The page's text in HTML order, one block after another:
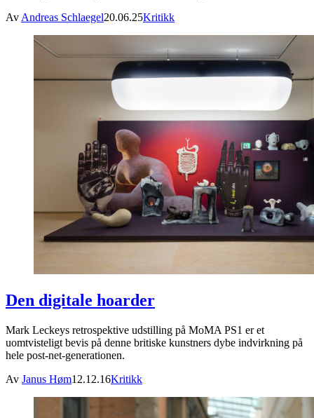
Av Andreas Schlaegel20.06.25Kritikk
Den digitale hoarder
Mark Leckeys retrospektive udstilling på MoMA PS1 er et
uomtvisteligt bevis på denne britiske kunstners dybe indvirkning på
hele post-net-generationen.
Av Janus Høm12.12.16Kritikk